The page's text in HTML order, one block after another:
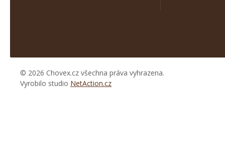
© 2026 Chovex.cz všechna práva vyhrazena.
Vyrobilo studio NetAction.cz